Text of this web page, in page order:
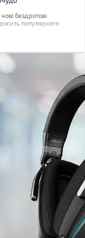
бездротові
популярного
Hi-Fi.